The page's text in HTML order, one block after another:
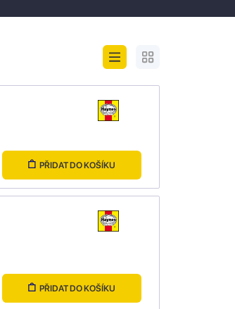
PŘIDAT DO KOŠÍKU
PŘIDAT DO KOŠÍKU